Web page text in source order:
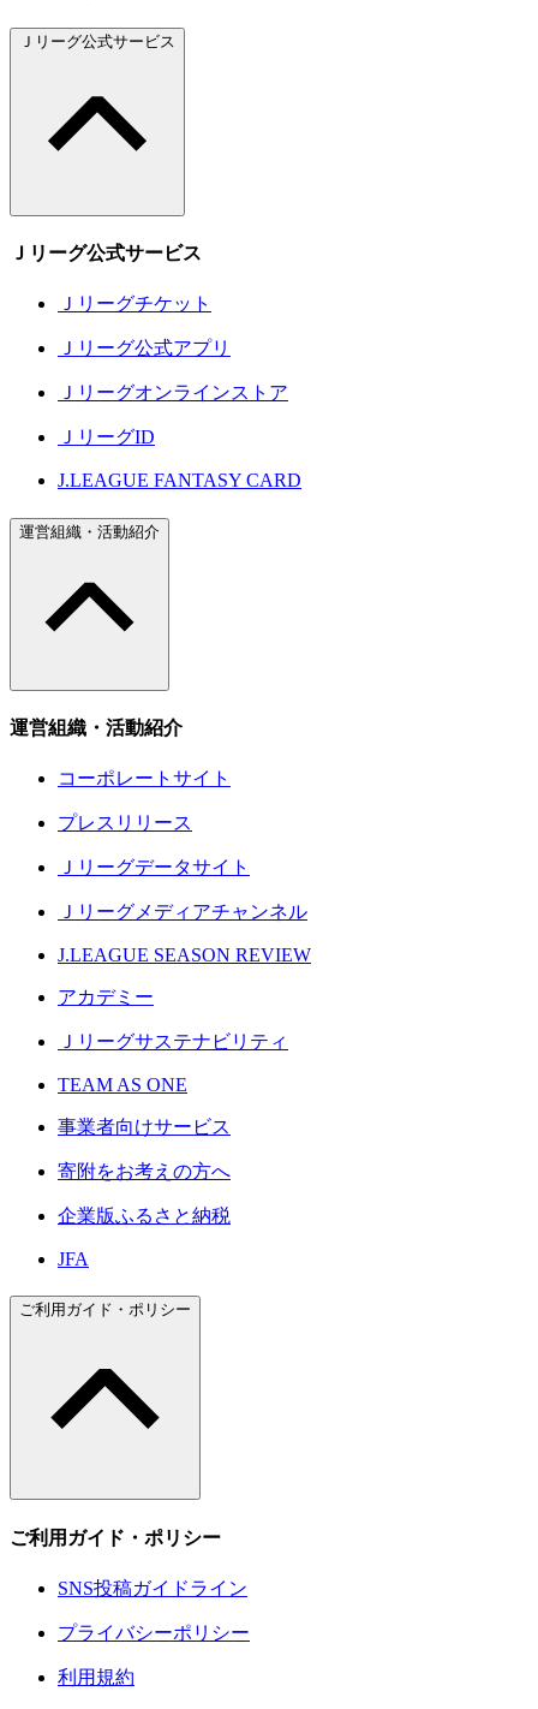
Ｊリーグ公式サービス
Ｊリーグ公式サービス
Ｊリーグチケット
Ｊリーグ公式アプリ
Ｊリーグオンラインストア
ＪリーグID
J.LEAGUE FANTASY CARD
運営組織・活動紹介
運営組織・活動紹介
コーポレートサイト
プレスリリース
Ｊリーグデータサイト
Ｊリーグメディアチャンネル
J.LEAGUE SEASON REVIEW
アカデミー
Ｊリーグサステナビリティ
TEAM AS ONE
事業者向けサービス
寄附をお考えの方へ
企業版ふるさと納税
JFA
ご利用ガイド・ポリシー
ご利用ガイド・ポリシー
SNS投稿ガイドライン
プライバシーポリシー
利用規約